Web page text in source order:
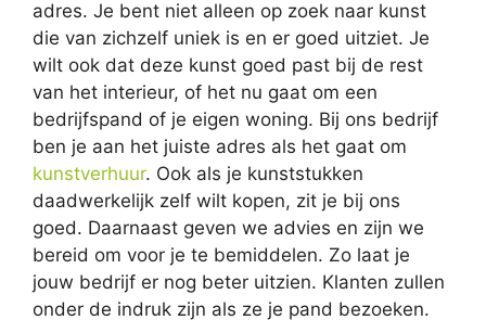
adres. Je bent niet alleen op zoek naar kunst
die van zichzelf uniek is en er goed uitziet. Je
wilt ook dat deze kunst goed past bij de rest
van het interieur, of het nu gaat om een
bedrijfspand of je eigen woning. Bij ons bedrijf
ben je aan het juiste adres als het gaat om
kunstverhuur. Ook als je kunststukken
daadwerkelijk zelf wilt kopen, zit je bij ons
goed. Daarnaast geven we advies en zijn we
bereid om voor je te bemiddelen. Zo laat je
jouw bedrijf er nog beter uitzien. Klanten zullen
onder de indruk zijn als ze je pand bezoeken.